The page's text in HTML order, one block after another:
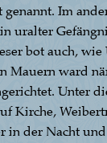
Im
uralter
bot auch,
Mauern ward
Unter
Kirche,
in der Nacht